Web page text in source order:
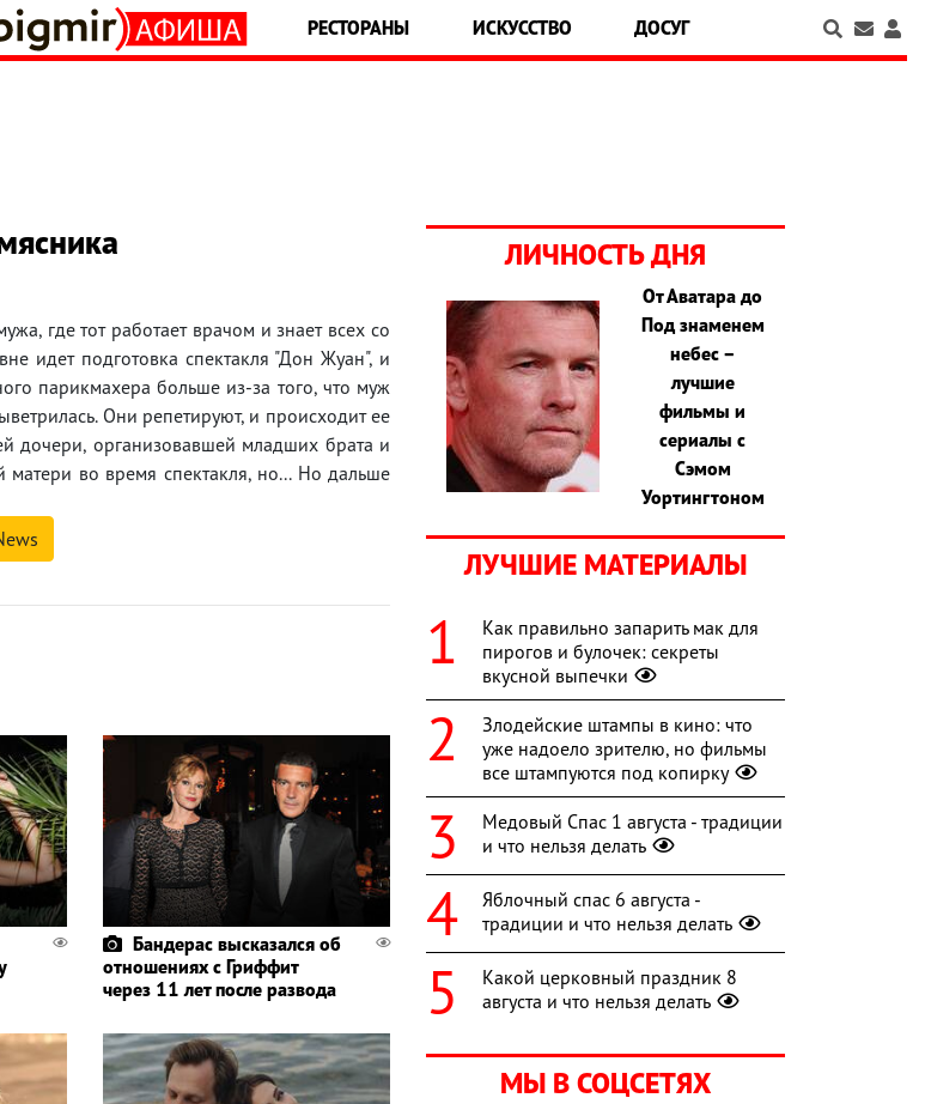
РЕСТОРАНЫ ИСКУССТВО ДОСУГ
где тот работает врачом и знает всех со
идет подготовка спектакля "Дон Жуан", и
парикмахера больше из-за того, что муж
Они репетируют, и происходит ее
дочери, организовавшей младших брата и
матери во время спектакля, но... Но дальше
Бандерас высказался об
отношениях с Гриффит
через 11 лет после развода
ЛИЧНОСТЬ ДНЯ
От Аватара до
Под знаменем
небес –
лучшие
фильмы и
сериалы с
Сэмом
Уортингтоном
ЛУЧШИЕ МАТЕРИАЛЫ
Как правильно запарить мак для
пирогов и булочек: секреты
вкусной выпечки
Злодейские штампы в кино: что
уже надоело зрителю, но фильмы
все штампуются под копирку
Медовый Спас 1 августа - традиции
и что нельзя делать
Яблочный спас 6 августа -
традиции и что нельзя делать
Какой церковный праздник 8
августа и что нельзя делать
МЫ В СОЦСЕТЯХ